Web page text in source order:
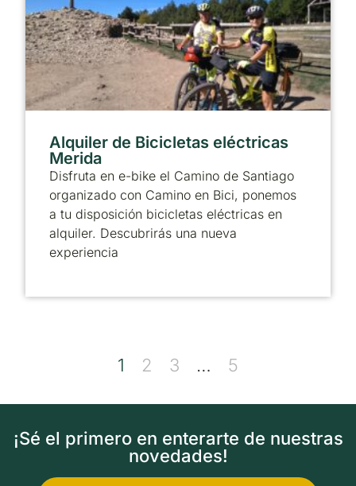
Alquiler de Bicicletas eléctricas
Merida
Disfruta en e-bike el Camino de Santiago
organizado con Camino en Bici, ponemos
a tu disposición bicicletas eléctricas en
alquiler. Descubrirás una nueva
experiencia
1 2 3 … 5
¡Sé el primero en enterarte de nuestras
novedades!